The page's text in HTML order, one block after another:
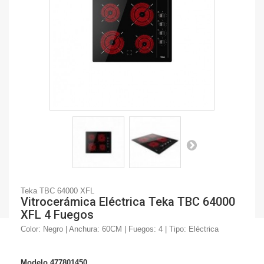
Teka TBC 64000 XFL
Vitrocerámica Eléctrica Teka TBC 64000
XFL 4 Fuegos
Color: Negro | Anchura: 60CM | Fuegos: 4 | Tipo: Eléctrica